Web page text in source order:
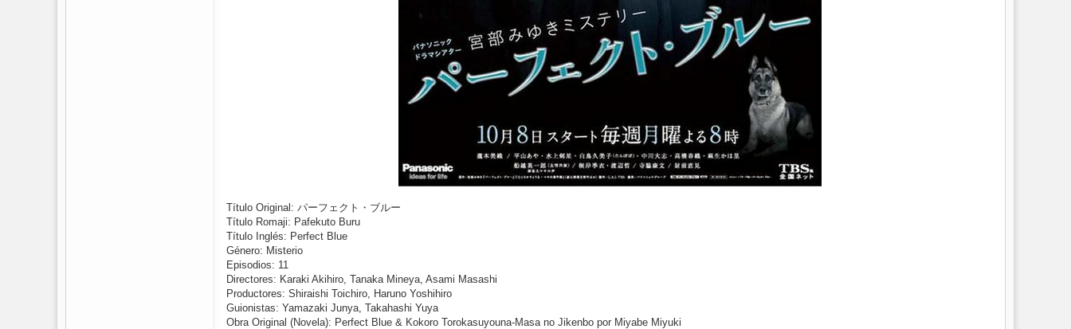
Título Original: パーフェクト・ブルー
Título Romaji: Pafekuto Buru
Título Inglés: Perfect Blue
Género: Misterio
Episodios: 11
Directores: Karaki Akihiro, Tanaka Mineya, Asami Masashi
Productores: Shiraishi Toichiro, Haruno Yoshihiro
Guionistas: Yamazaki Junya, Takahashi Yuya
Obra Original (Novela): Perfect Blue & Kokoro Torokasuyouna-Masa no Jikenbo por Miyabe Miyuki